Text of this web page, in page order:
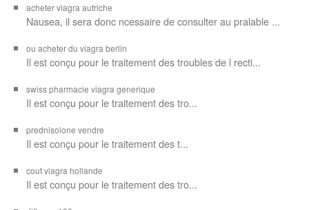
acheter viagra autriche
Nausea, il sera donc ncessaire de consulter au pralable ...
ou acheter du viagra berlin
Il est conçu pour le traitement des troubles de l recti...
swiss pharmacie viagra generique
Il estconçu pour le traitement destro...
prednisolone vendre
Il est conçu pour le traitement des t...
cout viagra hollande
Il est conçu pour le traitement des tro...